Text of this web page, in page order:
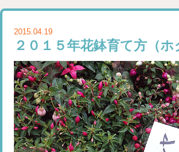
2015.04.19
２０１５年花鉢育て方（ホ